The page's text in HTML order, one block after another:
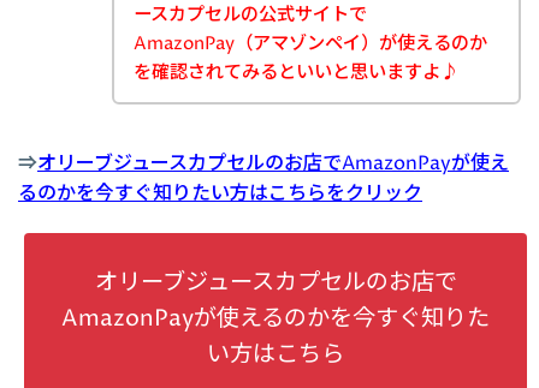
ースカプセルの公式サイトで
AmazonPay（アマゾンペイ）が使えるのか
を確認されてみるといいと思いますよ♪
⇒オリーブジュースカプセルのお店でAmazonPayが使え
るのかを今すぐ知りたい方はこちらをクリック
オリーブジュースカプセルのお店で
AmazonPayが使えるのかを今すぐ知りた
い方はこちら